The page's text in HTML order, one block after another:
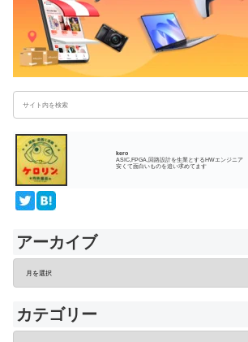
kero
ASIC,FPGA,回路設計を生業とするHWエンジニア
安くて面白いものを追い求めてます
アーカイブ
カテゴリー